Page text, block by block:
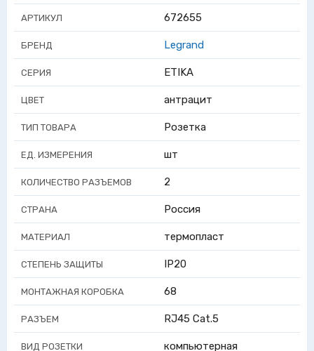
АРТИКУЛ 672655
БРЕНД Legrand
СЕРИЯ ETIKA
ЦВЕТ антрацит
ТИП ТОВАРА Розетка
ЕД. ИЗМЕРЕНИЯ шт
КОЛИЧЕСТВО РАЗЪЕМОВ 2
СТРАНА Россия
МАТЕРИАЛ термопласт
СТЕПЕНЬ ЗАЩИТЫ IP20
МОНТАЖНАЯ КОРОБКА 68
РАЗЪЕМ RJ45 Cat.5
ВИД РОЗЕТКИ компьютерная